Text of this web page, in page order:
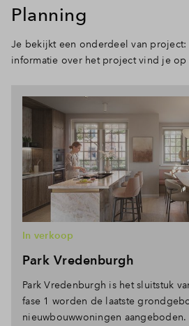
Planning
Je bekijkt een onderdeel van
informatie over het project vind je
Park Vredenburgh
In verkoop
Park Vredenburgh is het sluitstuk
fase 1 worden de laatste
nieuwbouwwoningen